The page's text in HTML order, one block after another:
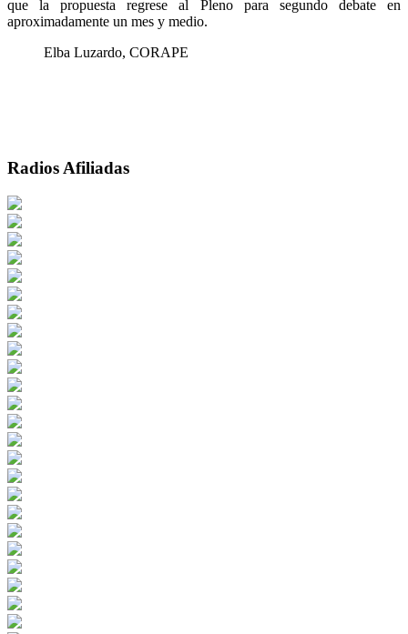
que la propuesta regrese al Pleno para segundo debate en
aproximadamente un mes y medio.
Elba Luzardo, CORAPE
Radios Afiliadas